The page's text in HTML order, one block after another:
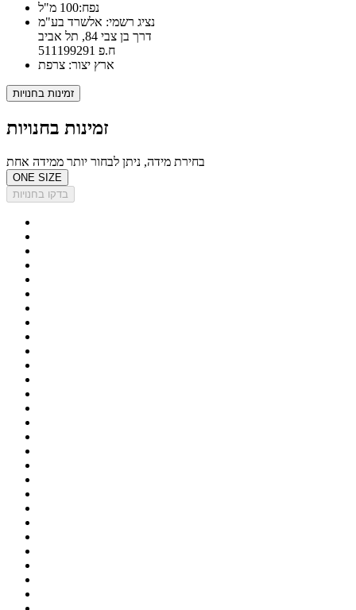
נפח:100 מ"ל
נציג רשמי: אלשרד בע"מ
דרך בן צבי 84, תל אביב
ח.פ 511199291
ארץ יצור: צרפת
זמינות בחנויות
זמינות בחנויות
בחירת מידה, ניתן לבחור יותר ממידה אחת
ONE SIZE
בדקו בחנויות